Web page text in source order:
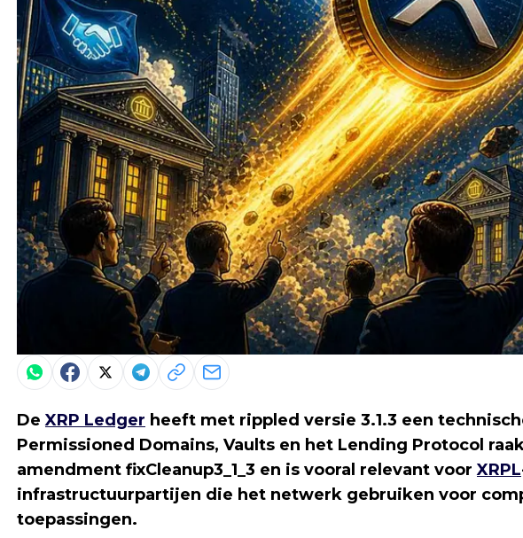
DeXRP Ledger heeft met rippled versie 3.1.3 een
Permissioned Domains, Vaults en het Lending Protocol
amendment fixCleanup3_1_3 en is vooral relevant voorXRPL
infrastructuurpartijen die het netwerk gebruiken voor
toepassingen.